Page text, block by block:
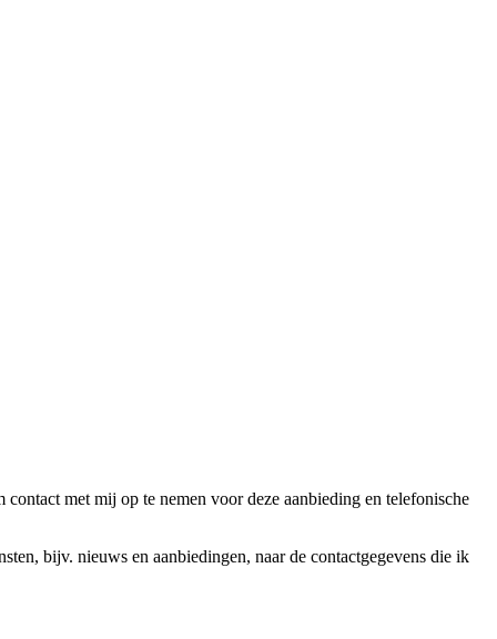
met mij op te nemen voor deze aanbieding en telefonische
bijv. nieuws en aanbiedingen, naar de contactgegevens die ik